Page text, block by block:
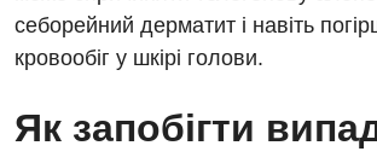
Терапія
Урологія
себорейний дерматит і навіть
кровообіг у шкірі голови.
Як запобігти